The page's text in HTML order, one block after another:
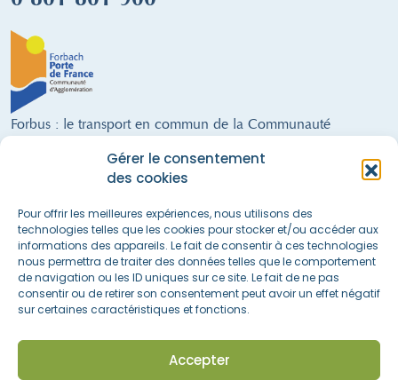
Gérer le consentement
des cookies
Pour offrir les meilleures expériences, nous utilisons des
technologies telles que les cookies pour stocker et/ou accéder aux
informations des appareils. Le fait de consentir à ces technologies
nous permettra de traiter des données telles que le comportement
de navigation ou les ID uniques sur ce site. Le fait de ne pas
consentir ou de retirer son consentement peut avoir un effet négatif
sur certaines caractéristiques et fonctions.
Accepter
Forbus : le transport en commun de la Communauté
9 lignes régulières · un service de Transport à la Demande · 300 arrêts ·
28 véhicules (dont 21 alimentés au GNV) · 68 salariés · 21 communes
FORBUS AU SERVICE DE LA MOBILITÉ DU TERRITOIRE !
Nous suivre sur les réseaux sociaux
Accès rapide
Actualités & informations